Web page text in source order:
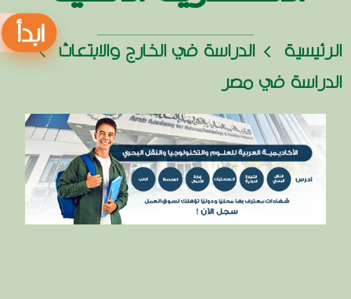
الرئيسية
الدراسة في الخارج والابتعاث
الدراسة في مصر